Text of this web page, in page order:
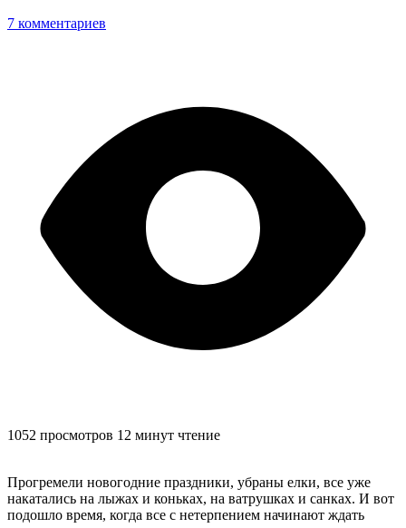
7 комментариев
1052 просмотров 12 минут чтение
Прогремели новогодние праздники, убраны елки, все уже
накатались на лыжах и коньках, на ватрушках и санках. И вот
подошло время, когда все с нетерпением начинают ждать